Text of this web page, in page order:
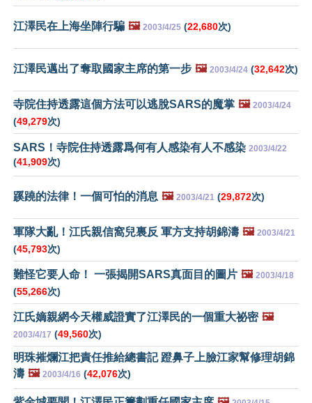
江澤民在上海坐陣行騙 🖼️ 2003/4/25 (22,680次)
江澤民邁出了奪取國家主席的第一步 🖼️ 2003/4/24 (32,642次)
寺院住持透露這個方法可以逃脫SARS的魔掌 🖼️ 2003/4/24
(49,279次)
SARS！寺院住持透露爲何有人感染有人不感染 2003/4/22
(41,909次)
蹊蹺的法律！一個可怕的消息 🖼️ 2003/4/21 (29,872次)
軍隊大亂！江氏親信窩兒裏反 軍方支持胡錦濤 🖼️ 2003/4/21
(45,793次)
難怪它要人命！ 一張揭開SARS真面目的圖片 🖼️ 2003/4/18
(55,266次)
江氏嫡親網今天權威證實了江澤民的一個重大祕密 🖼️
2003/4/17 (49,560次)
明珠摧爛江把責任推給總書記 蹬鼻子上臉江家幫修理胡錦
濤 🖼️ 2003/4/16 (42,076次)